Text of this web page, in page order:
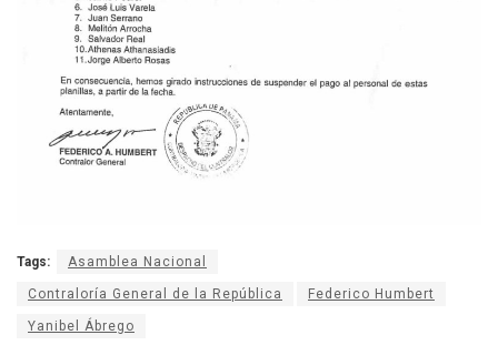
Tags: Asamblea Nacional
Contraloría General de la República Federico Humbert
Yanibel Ábrego